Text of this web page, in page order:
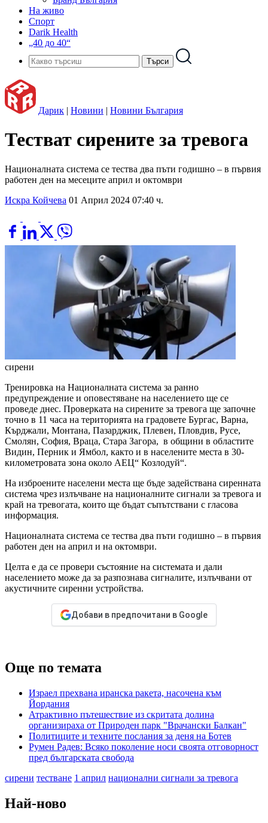
На живо
Спорт
Darik Health
„40 до 40“
Дарик | Новини | Новини България
Тестват сирените за тревога
Националната система се тества два пъти годишно – в първия
работен ден на месеците април и октомври
Искра Койчева 01 Април 2024 07:40 ч.
сирени
Тренировка на Националната система за ранно
предупреждение и оповестяване на населението ще се
проведе днес. Проверката на сирените за тревога ще започне
точно в 11 часа на територията на градовете Бургас, Варна,
Кърджали, Монтана, Пазарджик, Плевен, Пловдив, Русе,
Смолян, София, Враца, Стара Загора, в общини в областите
Видин, Перник и Ямбол, както и в населените места в 30-
километровата зона около АЕЦ“ Козлодуй“.
На изброените населени места ще бъде задействана сиренната
система чрез излъчване на националните сигнали за тревога и
край на тревогата, които ще бъдат съпътствани с гласова
информация.
Националната система се тества два пъти годишно – в първия
работен ден на април и на октомври.
Целта е да се провери състояние на системата и дали
населението може да за разпознава сигналите, излъчвани от
акустичните сиренни устройства.
Добави в предпочитани в Google
Още по темата
Израел прехвана иранска ракета, насочена към
Йордания
Атрактивно пътешествие из скритата долина
организираха от Природен парк "Врачански Балкан"
Политиците и техните послания за деня на Ботев
Румен Радев: Всяко поколение носи своята отговорност
пред българската свобода
сирени тестване 1 април национални сигнали за тревога
Най-ново